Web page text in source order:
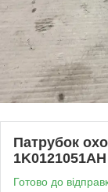
Патрубок
1K0121051AH
Готово до